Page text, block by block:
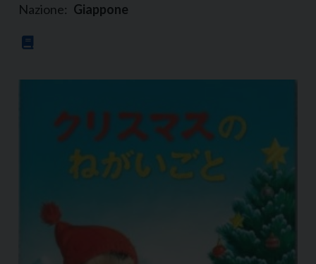
Nazione: Giappone